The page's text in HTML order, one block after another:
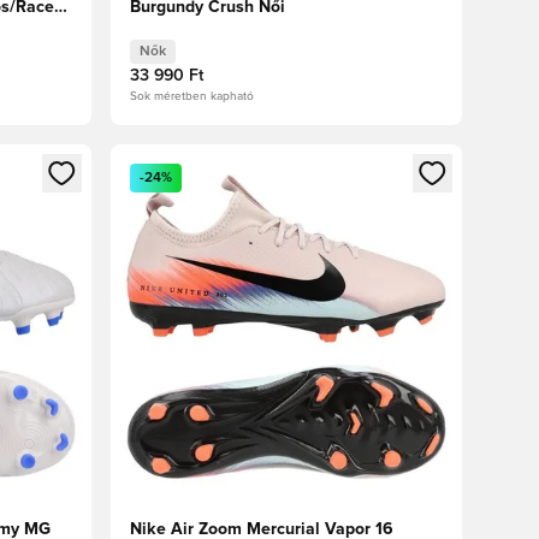
Racer
Burgundy Crush Női
Nők
33 990 Ft
Sok méretben kapható
vagy a tagként való regisztrációhoz
MG
Megnyit egy modált a bejelentkezéshez vagy a
-24%
Nike Air Zoom Mercurial Vapor 16